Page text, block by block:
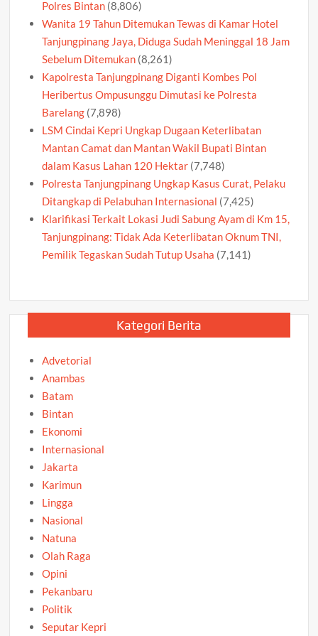
Polres Bintan (8,806)
Wanita 19 Tahun Ditemukan Tewas di Kamar Hotel
Tanjungpinang Jaya, Diduga Sudah Meninggal 18 Jam
Sebelum Ditemukan (8,261)
Kapolresta Tanjungpinang Diganti Kombes Pol
Heribertus Ompusunggu Dimutasi ke Polresta
Barelang (7,898)
LSM Cindai Kepri Ungkap Dugaan Keterlibatan
Mantan Camat dan Mantan Wakil Bupati Bintan
dalam Kasus Lahan 120 Hektar (7,748)
Polresta Tanjungpinang Ungkap Kasus Curat, Pelaku
Ditangkap di Pelabuhan Internasional (7,425)
Klarifikasi Terkait Lokasi Judi Sabung Ayam di Km 15,
Tanjungpinang: Tidak Ada Keterlibatan Oknum TNI,
Pemilik Tegaskan Sudah Tutup Usaha (7,141)
Kategori Berita
Advetorial
Anambas
Batam
Bintan
Ekonomi
Internasional
Jakarta
Karimun
Lingga
Nasional
Natuna
Olah Raga
Opini
Pekanbaru
Politik
Seputar Kepri